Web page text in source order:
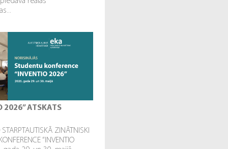
2026” ATSKATS
STARPTAUTISKĀ ZINĀTNISKI
“INVENTIO